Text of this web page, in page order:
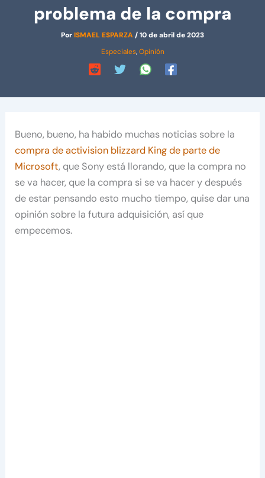
problema de la compra
PorISMAEL ESPARZA/10 de abril de 2023
Especiales,Opinión
Bueno, bueno, ha habido muchas noticias sobre la
compra de activision blizzard King de parte de
Microsoft, que Sony está llorando, que la compra no
se va hacer, que la compra si se va hacer y después
de estar pensando esto mucho tiempo, quise dar una
opinión sobre la futura adquisición, así que
empecemos.